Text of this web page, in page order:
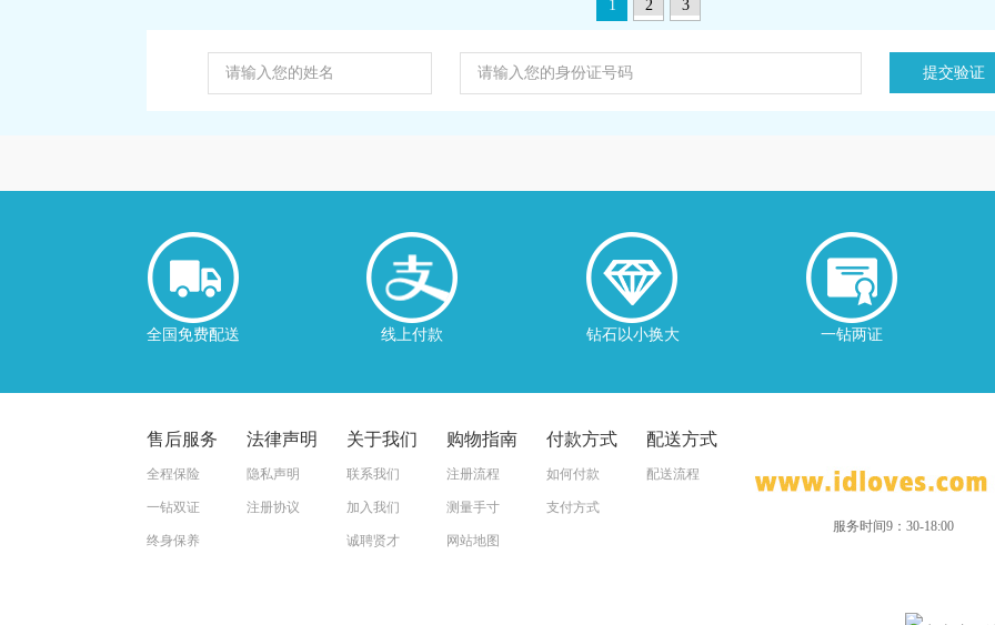
1
2 3
全国免费配送 线上付款 钻石以小换大 一钻两证
售后服务
全程保险
一钻双证
终身保养
法律声明
隐私声明
注册协议
关于我们
联系我们
加入我们
诚聘贤才
购物指南
注册流程
测量手寸
网站地图
付款方式
如何付款
支付方式
配送方式
配送流程
服务时间9：30-18:00